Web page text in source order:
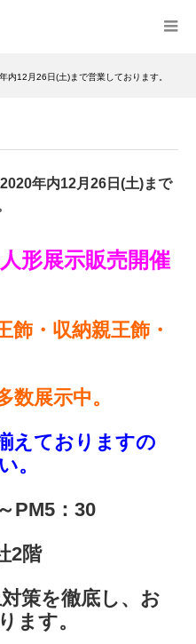
内12月26日(土)まで営業しております。
年内12月26日(土)まで
形展示販売開催
飾・収納親王飾・
展示中。
えておりますの
。
PM5：30
2階
策を徹底し、お
ます。